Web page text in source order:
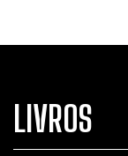
LIVROS